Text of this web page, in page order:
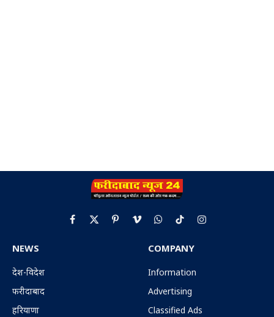
Facebook
X
PinterestVimeoWhatsApp
TikTokInstagram
NEWS
देश-विदेश
फरीदाबाद
हरियाणा
COMPANY
Information
Advertising
Classified Ads